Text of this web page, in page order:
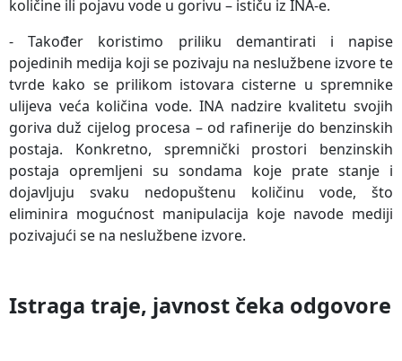
količine ili pojavu vode u gorivu – ističu iz INA-e.
- Također koristimo priliku demantirati i napise
pojedinih medija koji se pozivaju na neslužbene izvore te
tvrde kako se prilikom istovara cisterne u spremnike
ulijeva veća količina vode. INA nadzire kvalitetu svojih
goriva duž cijelog procesa – od rafinerije do benzinskih
postaja. Konkretno, spremnički prostori benzinskih
postaja opremljeni su sondama koje prate stanje i
dojavljuju svaku nedopuštenu količinu vode, što
eliminira mogućnost manipulacija koje navode mediji
pozivajući se na neslužbene izvore.
Istraga traje, javnost čeka odgovore